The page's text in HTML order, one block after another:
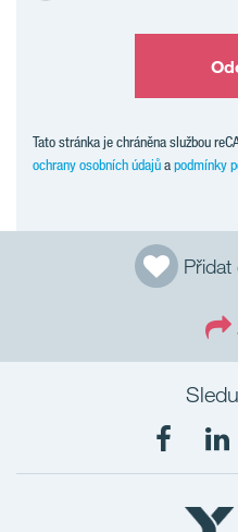
Přidat
Tato stránka je chráněna službou
ochrany osobních údajůapodmínky